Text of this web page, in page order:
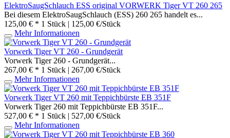
ElektroSaugSchlauch ESS original VORWERK Tiger VT 260 265
Bei diesem ElektroSaugSchlauch (ESS) 260 265 handelt es...
125,00 € * 1 Stück | 125,00 €/Stück
Mehr Informationen
Vorwerk Tiger VT 260 - Grundgerät
Vorwerk Tiger 260 - Grundgerät...
267,00 € * 1 Stück | 267,00 €/Stück
Mehr Informationen
Vorwerk Tiger VT 260 mit Teppichbürste EB 351F
Vorwerk Tiger 260 mit Teppichbürste EB 351F...
527,00 € * 1 Stück | 527,00 €/Stück
Mehr Informationen